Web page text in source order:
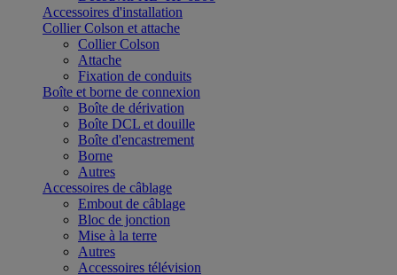
Accessoires d'installation
Collier Colson et attache
Collier Colson
Attache
Fixation de conduits
Boîte et borne de connexion
Boîte de dérivation
Boîte DCL et douille
Boîte d'encastrement
Borne
Autres
Accessoires de câblage
Embout de câblage
Bloc de jonction
Mise à la terre
Autres
Accessoires télévision